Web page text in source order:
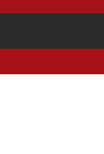
sätt att ha koll på